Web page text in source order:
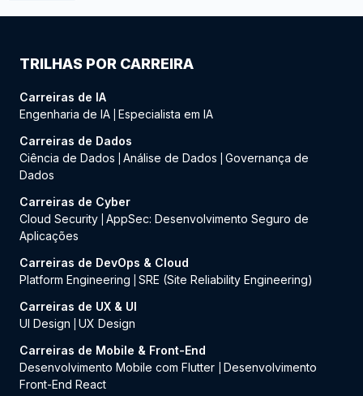
TRILHAS POR CARREIRA
Carreiras de IA
Engenharia de IA Especialista em IA
Carreiras de Dados
Ciência de Dados
Análise de Dados
Governança de
Dados
Carreiras de Cyber
Cloud Security AppSec: Desenvolvimento Seguro de
Aplicações
Carreiras de DevOps & Cloud
Platform Engineering
SRE (Site Reliability Engineering)
Carreiras de UX & UI
UI Design
UX Design
Carreiras de Mobile & Front-End
Desenvolvimento Mobile com Flutter
Desenvolvimento
Front-End React